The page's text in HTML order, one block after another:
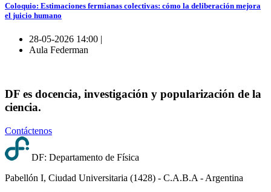
Coloquio: Estimaciones fermianas colectivas: cómo la deliberación mejora
el juicio humano
28-05-2026 14:00 |
Aula Federman
DF es docencia, investigación y popularización de la
ciencia.
Contáctenos
DF: Departamento de Física
Pabellón I, Ciudad Universitaria (1428) - C.A.B.A - Argentina